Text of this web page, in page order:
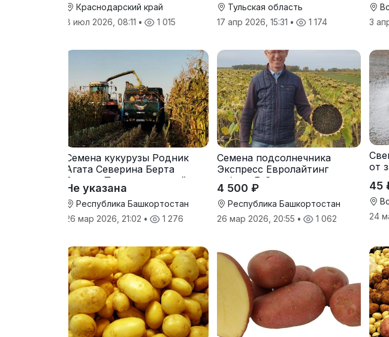
Краснодарский край
8 июл 2026, 08:11 • 1 015
Тульская область
17 апр 2026, 15:31 • 1 174
3
Семена кукурузы Родник
Агата Северина Берта
Вилора Прохладненский
Дарина Росс Машук
Катерина
Не указана
Республика Башкортостан
26 мар 2026, 21:02 • 1 276
Семена подсолнечника
Экспресс Евролайтинг
гибрид F-G+
4 500 ₽
Республика Башкортостан
26 мар 2026, 20:55 • 1 062
от
45
24